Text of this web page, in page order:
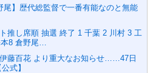
尾】歴代総監督で一番有能なのと無能
推し席順 抽選 終了 1 千葉 2 川村 3 工
8 倉野尾…
伊藤百花 より重大なお知らせ……47日
式】